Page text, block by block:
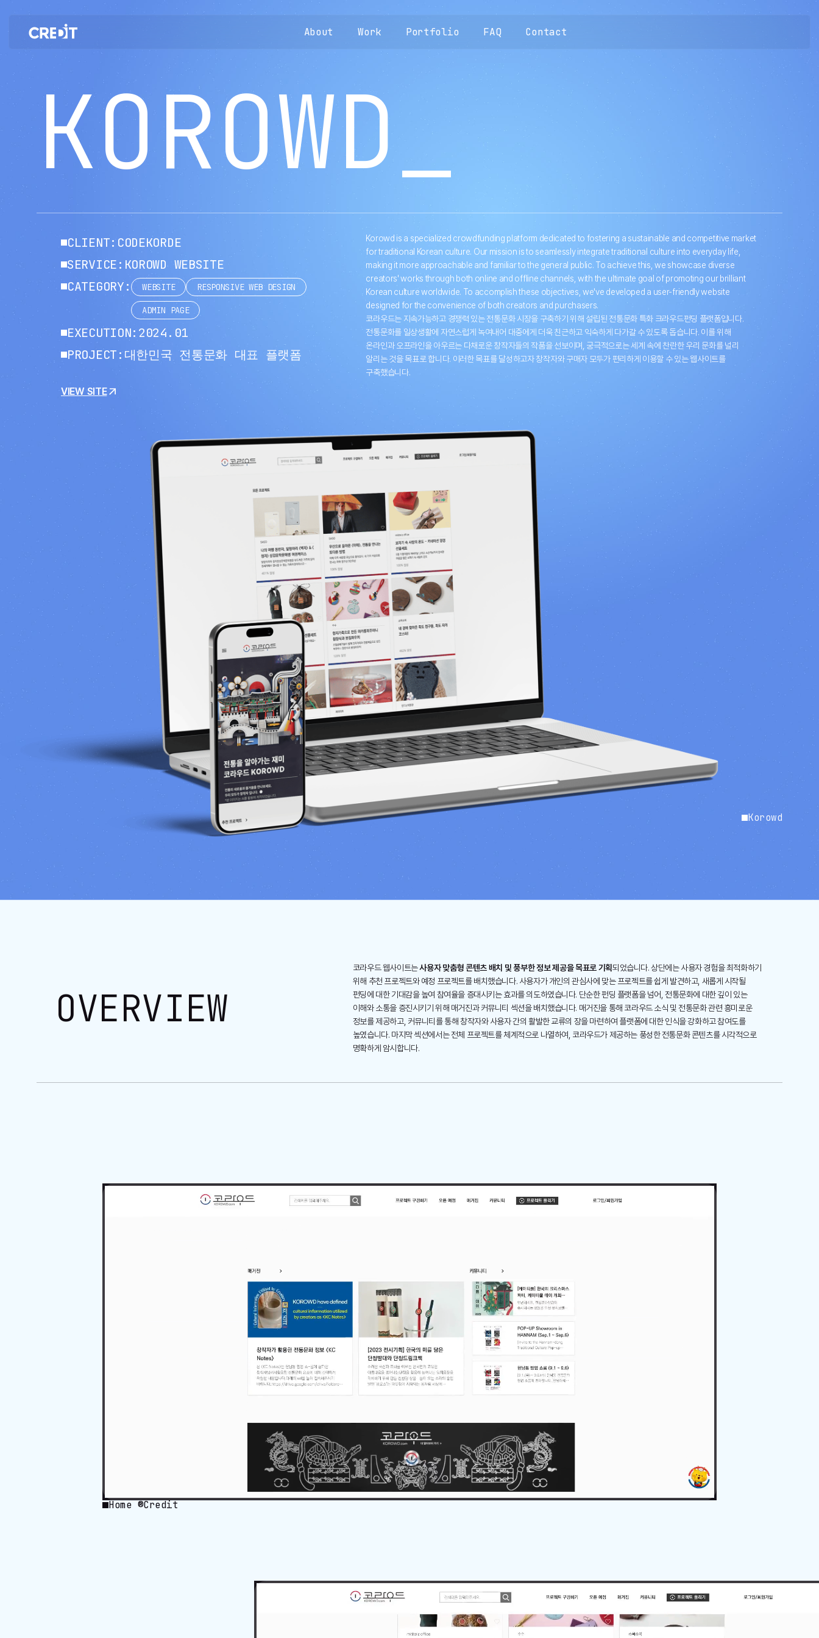
About Work Portfolio FAQ Contact
KOROWD_
CLIENT: CODEKORDE
SERVICE: KOROWD WEBSITE
CATEGORY:
WEBSITE RESPONSIVE WEB DESIGN
ADMIN PAGE
EXECUTION: 2024.01
PROJECT:대한민국 전통문화 대표 플랫폼
VIEW SITE
Korowd is a specialized crowdfunding platform dedicated to fostering a sustainable and competitive market
for traditional Korean culture. Our mission is to seamlessly integrate traditional culture into everyday life,
making it more approachable and familiar to the general public. To achieve this, we showcase diverse
creators' works through both online and offline channels, with the ultimate goal of promoting our brilliant
Korean culture worldwide. To accomplish these objectives, we've developed a user-friendly website
designed for the convenience of both creators and purchasers.
코라우드는 지속가능하고 경쟁력 있는 전통문화 시장을 구축하기 위해 설립된 전통문화 특화 크라우드펀딩 플랫폼입니다.
전통문화를 일상생활에 자연스럽게 녹여내어 대중에게 더욱 친근하고 익숙하게 다가갈 수 있도록 돕습니다. 이를 위해
온라인과 오프라인을 아우르는 다채로운 창작자들의 작품을 선보이며, 궁극적으로는 세계 속에 찬란한 우리 문화를 널리
알리는 것을 목표로 합니다. 이러한 목표를 달성하고자 창작자와 구매자 모두가 편리하게 이용할 수 있는 웹사이트를
구축했습니다.
Korowd
OVERVIEW
코라우드 웹사이트는사용자 맞춤형 콘텐츠 배치 및 풍부한 정보 제공을 목표로 기획되었습니다. 상단에는 사용자 경험을 최적화하기
위해 추천 프로젝트와 예정 프로젝트를 배치했습니다. 사용자가 개인의 관심사에 맞는 프로젝트를 쉽게 발견하고, 새롭게 시작될
펀딩에 대한 기대감을 높여 참여율을 증대시키는 효과를 의도하였습니다. 단순한 펀딩 플랫폼을 넘어, 전통문화에 대한 깊이 있는
이해와 소통을 증진시키기 위해 매거진과 커뮤니티 섹션을 배치했습니다. 매거진을 통해 코라우드 소식 및 전통문화 관련 흥미로운
정보를 제공하고, 커뮤니티를 통해 창작자와 사용자 간의 활발한 교류의 장을 마련하여 플랫폼에 대한 인식을 강화하고 참여도를
높였습니다. 마지막 섹션에서는 전체 프로젝트를 체계적으로 나열하여, 코라우드가 제공하는 풍성한 전통문화 콘텐츠를 시각적으로
명확하게 암시합니다.
Home ®Credit